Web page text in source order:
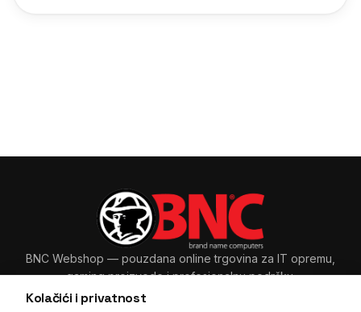
Kolačići i privatnost
BNC Webshop — pouzdana online trgovina za IT opremu,
gaming proizvode i profesionalnu podršku.